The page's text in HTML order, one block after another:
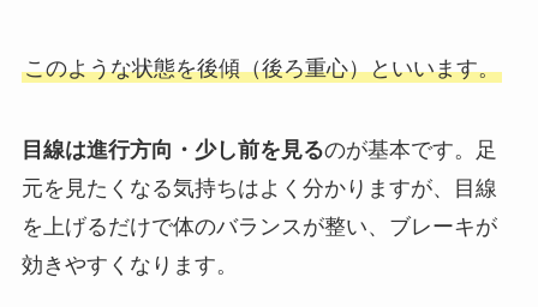
このような状態を後傾（後ろ重心）といいます。
目線は進行方向・少し前を見るのが基本です。足
元を見たくなる気持ちはよく分かりますが、目線
を上げるだけで体のバランスが整い、ブレーキが
効きやすくなります。